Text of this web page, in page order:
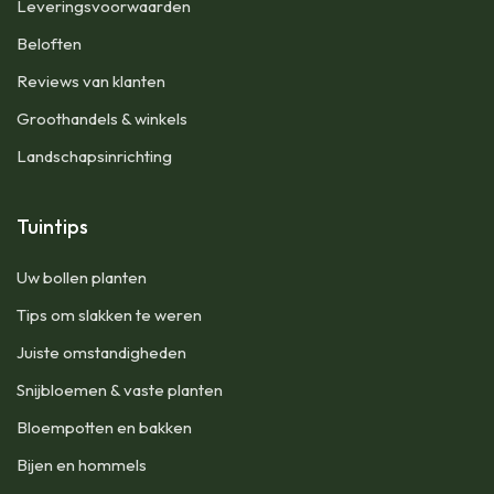
Leveringsvoorwaarden
Beloften
Reviews van klanten
Groothandels & winkels
Landschapsinrichting
Tuintips
Uw bollen planten
Tips om slakken te weren
Juiste omstandigheden
Snijbloemen & vaste planten
Bloempotten en bakken
Bijen en hommels